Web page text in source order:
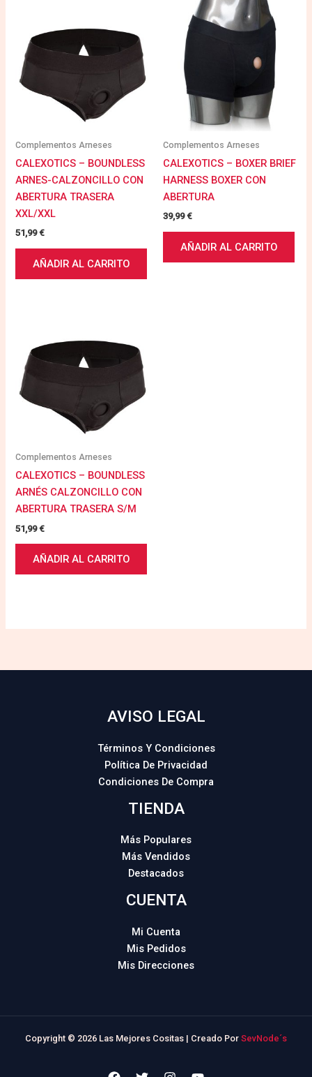
Complementos Arneses
CALEXOTICS – BOUNDLESS
ARNES-CALZONCILLO CON
ABERTURA TRASERA
XXL/XXL
51,99€
AÑADIR AL CARRITO
Complementos Arneses
CALEXOTICS – BOXER BRIEF
HARNESS BOXER CON
ABERTURA
39,99€
AÑADIR AL CARRITO
Complementos Arneses
CALEXOTICS – BOUNDLESS
ARNÉS CALZONCILLO CON
ABERTURA TRASERA S/M
51,99€
AÑADIR AL CARRITO
AVISO LEGAL
Términos Y Condiciones
Política De Privacidad
Condiciones De Compra
TIENDA
Más Populares
Más Vendidos
Destacados
CUENTA
Mi Cuenta
Mis Pedidos
Mis Direcciones
Copyright © 2026 Las Mejores Cositas | Creado Por SevNode´s